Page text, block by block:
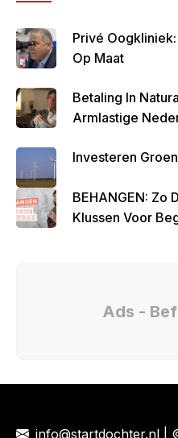
Privé
Op Maat
Betaling In
Armlastige
Investeren
BEHANGEN: Zo
Klussen Voor
Ads -
info@startdochter.nl |